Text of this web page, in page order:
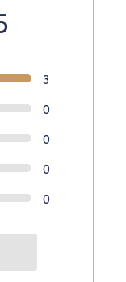
3
0
0
0
0